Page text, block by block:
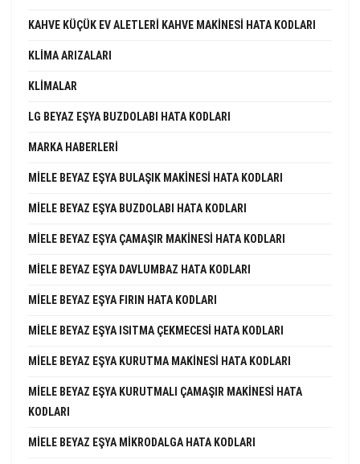
KAHVE KÜÇÜK EV ALETLERI KAHVE MAKINESI HATA KODLARI
KLIMA ARIZALARI
KLIMALAR
LG BEYAZ EŞYA BUZDOLABI HATA KODLARI
MARKA HABERLERI
MIELE BEYAZ EŞYA BULAŞIK MAKINESI HATA KODLARI
MIELE BEYAZ EŞYA BUZDOLABI HATA KODLARI
MIELE BEYAZ EŞYA ÇAMAŞIR MAKINESI HATA KODLARI
MIELE BEYAZ EŞYA DAVLUMBAZ HATA KODLARI
MIELE BEYAZ EŞYA FIRIN HATA KODLARI
MIELE BEYAZ EŞYA ISITMA ÇEKMECESI HATA KODLARI
MIELE BEYAZ EŞYA KURUTMA MAKINESI HATA KODLARI
MIELE BEYAZ EŞYA KURUTMALI ÇAMAŞIR MAKINESI HATA
KODLARI
MIELE BEYAZ EŞYA MIKRODALGA HATA KODLARI